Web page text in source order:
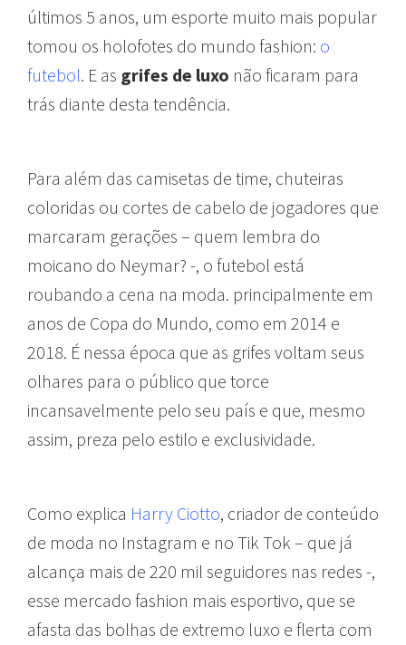
últimos 5 anos, um esporte muito mais popular
tomou os holofotes do mundo fashion: o
futebol. E as grifes de luxo não ficaram para
trás diante desta tendência.
Para além das camisetas de time, chuteiras
coloridas ou cortes de cabelo de jogadores que
marcaram gerações – quem lembra do
moicano do Neymar? -, o futebol está
roubando a cena na moda. principalmente em
anos de Copa do Mundo, como em 2014 e
2018. É nessa época que as grifes voltam seus
olhares para o público que torce
incansavelmente pelo seu país e que, mesmo
assim, preza pelo estilo e exclusividade.
Como explica Harry Ciotto, criador de conteúdo
de moda no Instagram e no Tik Tok – que já
alcança mais de 220 mil seguidores nas redes -,
esse mercado fashion mais esportivo, que se
afasta das bolhas de extremo luxo e flerta com